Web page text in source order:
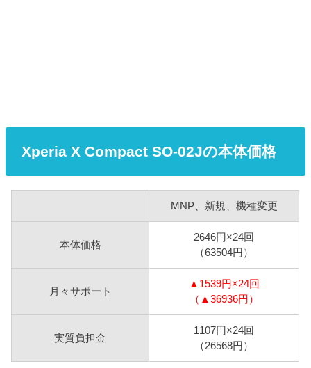
Xperia X Compact SO-02Jの本体価格
MNP、新規、機種変更
本体価格
2646円×24回
（63504円）
月々サポート
▲1539円×24回
（▲36936円）
実質負担金
1107円×24回
（26568円）